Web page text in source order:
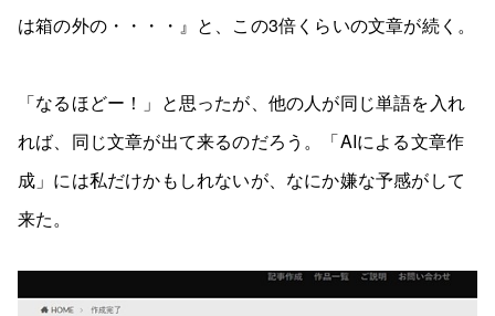
は箱の外の・・・・』と、この3倍くらいの文章が続く。
「なるほどー！」と思ったが、他の人が同じ単語を入れ
れば、同じ文章が出て来るのだろう。「AIによる文章作
成」には私だけかもしれないが、なにか嫌な予感がして
来た。